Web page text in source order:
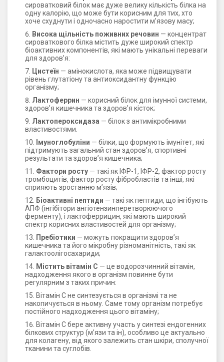
сироватковий білок має дуже велику кількість білка на
одну калорію, що може бути корисним для тих, хто
хоче схуднути і одночасно наростити м’язову масу;
Висока щільність поживних речовин — концентрат
сироваткового білка містить дуже широкий спектр
біоактивних компонентів, які мають унікальні переваги
для здоров’я:
Цистеїн — амінокислота, яка може підвищувати
рівень глутатіону та антиоксидантну функцію
організму;
Лактоферрин — корисний білок для імунної системи,
здоров’я кишечника та здоров’я кісток;
Лактопероксидаза — білок з антимікробними
властивостями.
Імуноглобуліни — білки, що формують імунітет, які
підтримують загальний стан здоров’я, спортивні
результати та здоров’я кишечника;
Фактори росту — такі як ІФР-1, ІФР-2, фактор росту
тромбоцитів, фактор росту фібробластів та інші, які
сприяють зростанню м’язів;
Біоактивні пептиди — такі як пептиди, що інгібують
АПФ (інгібітори ангіотензинперетворюючого
ферменту), і лактоферрицин, які мають широкий
спектр корисних властивостей для організму;
Пребіотики — можуть покращити здоров’я
кишечника та його мікробну різноманітність, такі як
галактоолігосахариди;
Містить вітамін С — це водорозчинний вітамін,
надходження якого в організм повинне бути
регулярним з таких причин:
Вітамін С не синтезується в організмі та не
накопичується в ньому. Саме тому організм потребує
постійного надходження цього вітаміну;
Вітамін С бере активну участь у синтезі ендогенних
білкових структур (м’язи та ін), особливо це актуально
для колагену, від якого залежить стан шкіри, сполучної
тканини та суглобів.